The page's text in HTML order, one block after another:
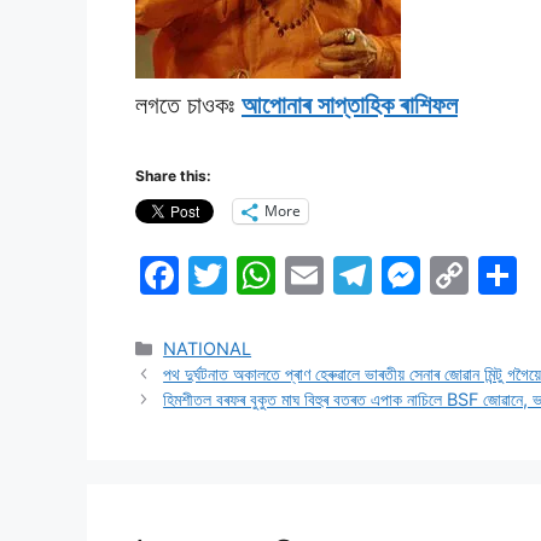
লগতে চাওকঃ আপােনাৰ সাপ্তাহিক ৰাশিফল
Share this:
More
F
c
e
T
itt
er
W
s
E
l
T
gr
M
s
C
y e
NATIONAL
পথ দুৰ্ঘটনাত অকালতে প্ৰাণ হেৰুৱালে ভাৰতীয় সেনাৰ জোৱান মিন্টু গগৈয়ে
হিমশীতল বৰফৰ বুকুত মাঘ বিহুৰ বতৰত এপাক নাচিলে BSF জোৱানে,